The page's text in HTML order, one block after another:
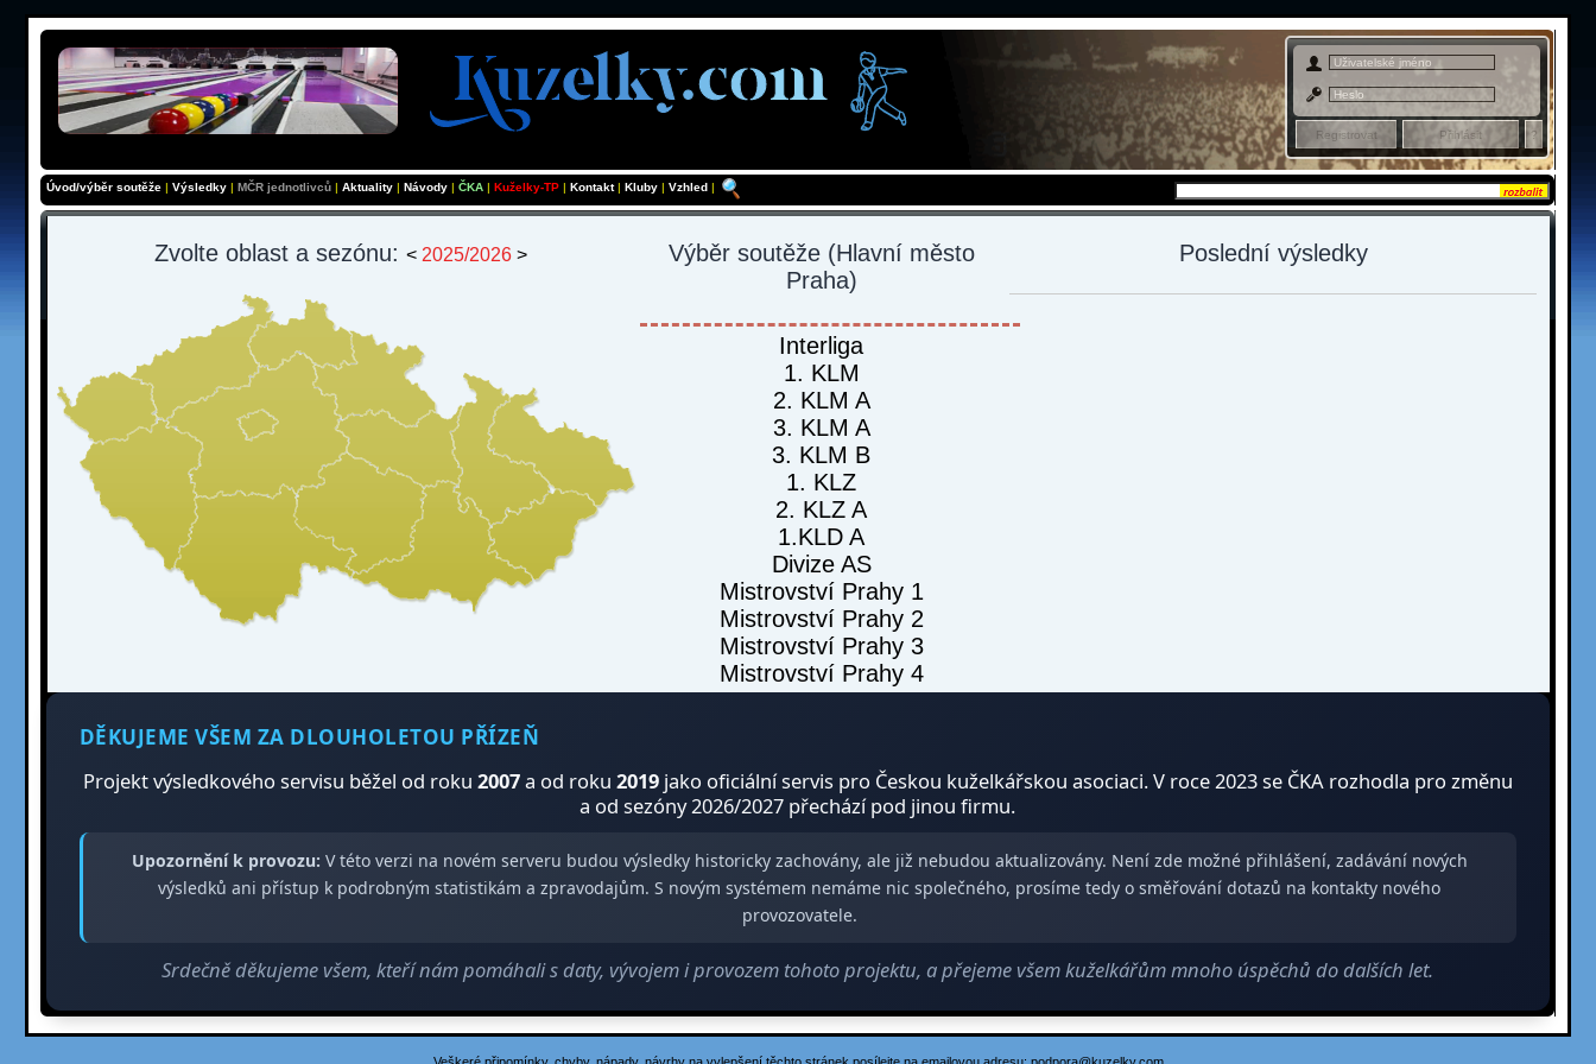
Admin sekce
Úvod/výběr soutěže| Výsledky| MČR jednotlivců | Aktuality| Návody | ČKA| Kuželky-TP| Kontakt| Kluby | Vzhled |
Zvolte oblast a sezónu: < 2025/2026 > Výběr soutěže(Hlavní město
Praha)
Interliga
1. KLM
2. KLM A
3. KLM A
3. KLM B
1. KLZ
2. KLZ A
1.KLD A
Divize AS
Mistrovství Prahy 1
Mistrovství Prahy 2
Mistrovství Prahy 3
Mistrovství Prahy 4
Poslední výsledky
DĚKUJEME VŠEM ZA DLOUHOLETOU PŘÍZEŇ
Projekt výsledkového servisu běžel od roku 2007a od roku 2019jako oficiální servis pro Českou kuželkářskou asociaci. V roce 2023 se ČKA rozhodla pro změnu
a od sezóny 2026/2027 přechází pod jinou firmu.
Upozornění k provozu: V této verzi na novém serveru budou výsledky historicky zachovány, ale již nebudou aktualizovány. Není zde možné přihlášení, zadávání nových
výsledků ani přístup k podrobným statistikám a zpravodajům. S novým systémem nemáme nic společného, prosíme tedy o směřování dotazů na kontakty nového
provozovatele.
Srdečně děkujeme všem, kteří nám pomáhali s daty, vývojem i provozem tohoto projektu, a přejeme všem kuželkářům mnoho úspěchů do dalších let.